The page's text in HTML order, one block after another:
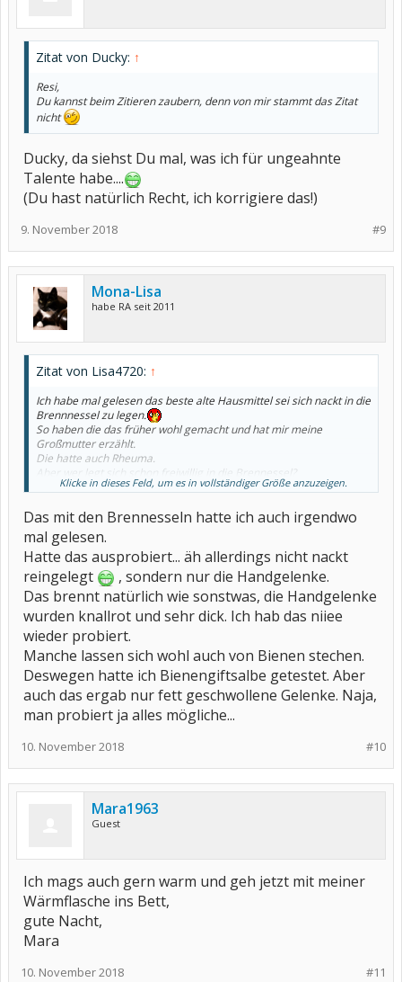
Zitat von Ducky: ↑
Resi,
Du kannst beim Zitieren zaubern, denn von mir stammt das Zitat
nicht
Ducky, da siehst Du mal, was ich für ungeahnte
Talente habe....
(Du hast natürlich Recht, ich korrigiere das!)
#9
9. November 2018
Mona-Lisa
habe RA seit 2011
Zitat von Lisa4720: ↑
Ich habe mal gelesen das beste alte Hausmittel sei sich nackt in die
Brennnessel zu legen.
So haben die das früher wohl gemacht und hat mir meine
Großmutter erzählt.
Die hatte auch Rheuma.
Aber wer legt sich schon freiwillig in die Brennessel?
Klicke in dieses Feld, um es in vollständiger Größe anzuzeigen.
Das mit den Brennesseln hatte ich auch irgendwo
mal gelesen.
Hatte das ausprobiert... äh allerdings nicht nackt
reingelegt
, sondern nur die Handgelenke.
Das brennt natürlich wie sonstwas, die Handgelenke
wurden knallrot und sehr dick. Ich hab das niiee
wieder probiert.
Manche lassen sich wohl auch von Bienen stechen.
Deswegen hatte ich Bienengiftsalbe getestet. Aber
auch das ergab nur fett geschwollene Gelenke. Naja,
man probiert ja alles mögliche...
#10
10. November 2018
Mara1963
Guest
Ich mags auch gern warm und geh jetzt mit meiner
Wärmflasche ins Bett,
gute Nacht,
Mara
#11
10. November 2018